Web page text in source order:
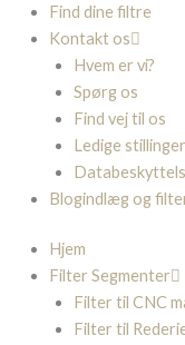
Find dine filtre
Kontakt os
Hvem er vi?
Spørg os
Find vej til os
Ledige stillinger
Blogindlæg og
Hjem
Filter Segmenter
Filter til CNC
Filter til